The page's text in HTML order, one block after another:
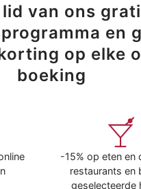
van ons
en
op elke
boeking
-15% op eten en
restaurants en
geselecteerde